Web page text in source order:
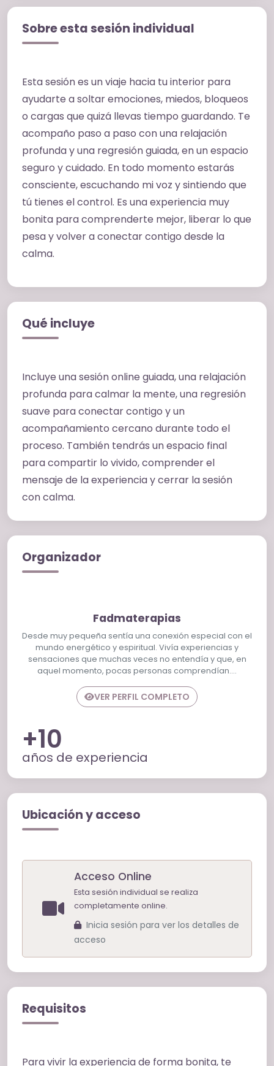
Sobre esta sesión individual
Esta sesión es un viaje hacia tu interior para
ayudarte a soltar emociones, miedos, bloqueos
o cargas que quizá llevas tiempo guardando. Te
acompaño paso a paso con una relajación
profunda y una regresión guiada, en un espacio
seguro y cuidado. En todo momento estarás
consciente, escuchando mi voz y sintiendo que
tú tienes el control. Es una experiencia muy
bonita para comprenderte mejor, liberar lo que
pesa y volver a conectar contigo desde la
calma.
Qué incluye
Incluye una sesión online guiada, una relajación
profunda para calmar la mente, una regresión
suave para conectar contigo y un
acompañamiento cercano durante todo el
proceso. También tendrás un espacio final
para compartir lo vivido, comprender el
mensaje de la experiencia y cerrar la sesión
con calma.
Organizador
Fadmaterapias
Desde muy pequeña sentía una conexión especial con el
mundo energético y espiritual. Vivía experiencias y
sensaciones que muchas veces no entendía y que, en
aquel momento, pocas personas comprendían.…
VER PERFIL COMPLETO
+10
años de experiencia
Ubicación y acceso
Acceso Online
Esta sesión individual se realiza
completamente online.
Inicia sesión para ver los detalles de
acceso
Requisitos
Para vivir la experiencia de forma bonita, te